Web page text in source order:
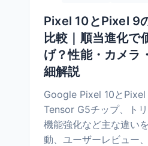
Pixel 10とPixel 9
比較｜順当進化で
げ？性能・カメラ
細解説
Google Pixel 10とPixel
Tensor G5チップ、ト
機能強化など主な違い
動、ユーザーレビュー